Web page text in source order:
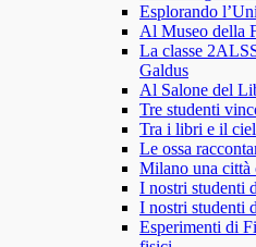
Esplorando
Al Museo della
La classe
Galdus
Al Salone del
Tre studenti
Tra i libri e il
Le ossa
Milano una città
I nostri studenti
I nostri studenti
Esperimenti di